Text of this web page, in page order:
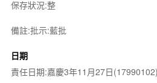
保存狀況:整
備註:批示:藍批
日期
責任日期:嘉慶3年11月27日(17990102)